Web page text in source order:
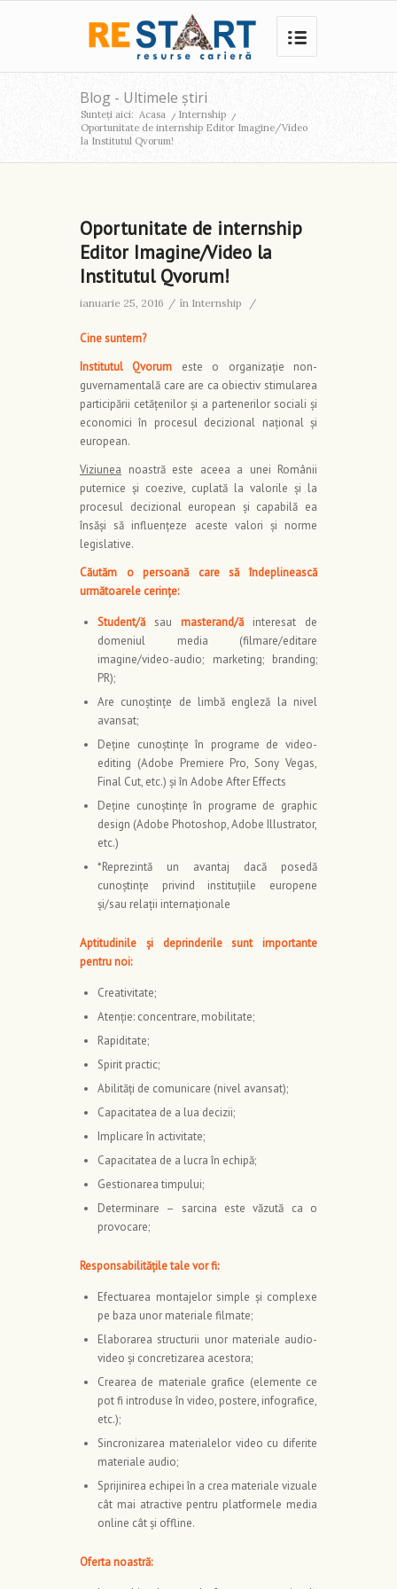
Blog - Ultimele știri
Sunteți aici: Acasa / Internship /
Oportunitate de internship Editor Imagine/Video
la Institutul Qvorum!
Oportunitate de internship
Editor Imagine/Video la
Institutul Qvorum!
ianuarie 25, 2016 / în Internship /
Cine suntem?
Institutul Qvorum este o organizație non-
guvernamentală care are ca obiectiv stimularea
participării cetăţenilor şi a partenerilor sociali și
economici în procesul decizional naţional şi
european.
Viziunea noastră este aceea a unei Românii
puternice și coezive, cuplată la valorile și la
procesul decizional european și capabilă ea
însăși să influențeze aceste valori și norme
legislative.
Căutăm o persoană care să îndeplinească
următoarele cerinţe:
Student/ă sau masterand/ă interesat de
domeniul media (filmare/editare
imagine/video-audio; marketing; branding;
PR);
Are cunoştinţe de limbă engleză la nivel
avansat;
Deţine cunoştinţe în programe de video-
editing (Adobe Premiere Pro, Sony Vegas,
Final Cut, etc.) şi în Adobe After Effects
Deţine cunoştinţe în programe de graphic
design (Adobe Photoshop, Adobe Illustrator,
etc.)
*Reprezintă un avantaj dacă posedă
cunoştinţe privind instituţiile europene
şi/sau relaţii internaţionale
Aptitudinile şi deprinderile sunt importante
pentru noi:
Creativitate;
Atenţie: concentrare, mobilitate;
Rapiditate;
Spirit practic;
Abilităţi de comunicare (nivel avansat);
Capacitatea de a lua decizii;
Implicare în activitate;
Capacitatea de a lucra în echipă;
Gestionarea timpului;
Determinare – sarcina este văzută ca o
provocare;
Responsabilităţile tale vor fi:
Efectuarea montajelor simple şi complexe
pe baza unor materiale filmate;
Elaborarea structurii unor materiale audio-
video şi concretizarea acestora;
Crearea de materiale grafice (elemente ce
pot fi introduse în video, postere, infografice,
etc.);
Sincronizarea materialelor video cu diferite
materiale audio;
Sprijinirea echipei în a crea materiale vizuale
cât mai atractive pentru platformele media
online cât şi offline.
Oferta noastră: